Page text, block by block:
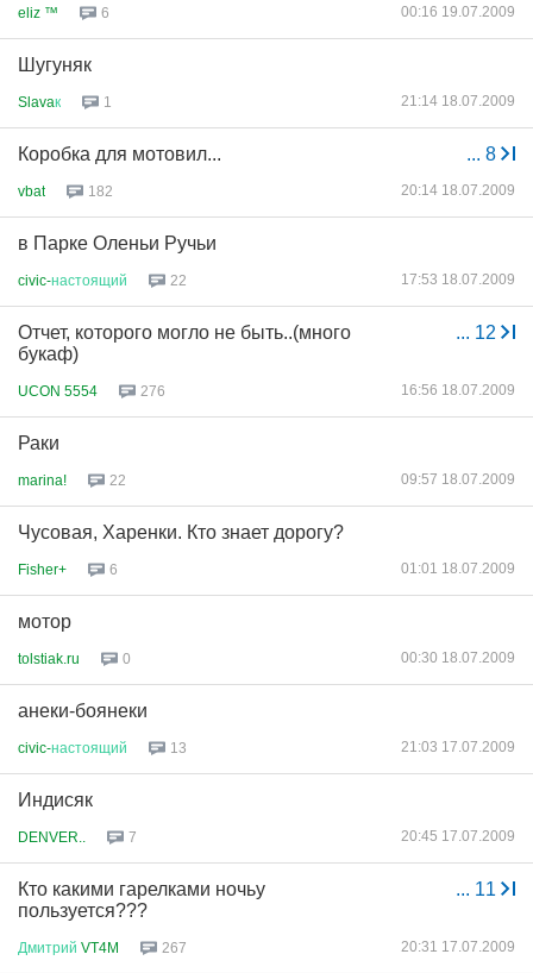
eliz ™ 6 00:16 19.07.2009
Шугуняк
Slavaк 1 21:14 18.07.2009
... 8
Коробка для мотовил...
vbat 182 20:14 18.07.2009
в Парке Оленьи Ручьи
civic-настоящий 22 17:53 18.07.2009
... 12
Отчет, которого могло не быть..(много
букаф)
UCON 5554 276 16:56 18.07.2009
Раки
marina! 22 09:57 18.07.2009
Чусовая, Харенки. Кто знает дорогу?
Fisher+ 6 01:01 18.07.2009
мотор
tolstiak.ru 0 00:30 18.07.2009
анеки-боянеки
civic-настоящий 13 21:03 17.07.2009
Индисяк
DENVER.. 7 20:45 17.07.2009
... 11
Кто какими гарелками ночьу
пользуется???
Дмитрий VT4M 267 20:31 17.07.2009